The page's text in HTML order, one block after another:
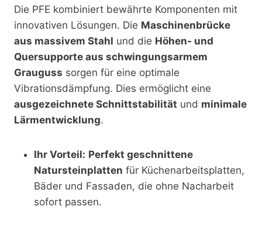
Die PFE kombiniert bewährte Komponenten mit
innovativen Lösungen. Die Maschinenbrücke
aus massivem Stahl und die Höhen- und
Quersupporte aus schwingungsarmem
Grauguss sorgen für eine optimale
Vibrationsdämpfung. Dies ermöglicht eine
ausgezeichnete Schnittstabilität und minimale
Lärmentwicklung.
Ihr Vorteil: Perfekt geschnittene
Natursteinplatten für Küchenarbeitsplatten,
Bäder und Fassaden, die ohne Nacharbeit
sofort passen.